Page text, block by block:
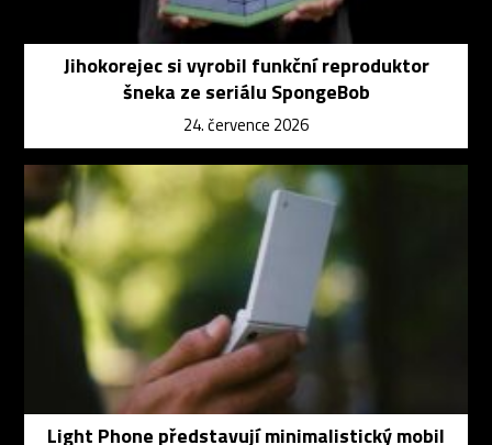
Jihokorejec si vyrobil funkční reproduktor
šneka ze seriálu SpongeBob
24. července 2026
Light Phone představují minimalistický mobil